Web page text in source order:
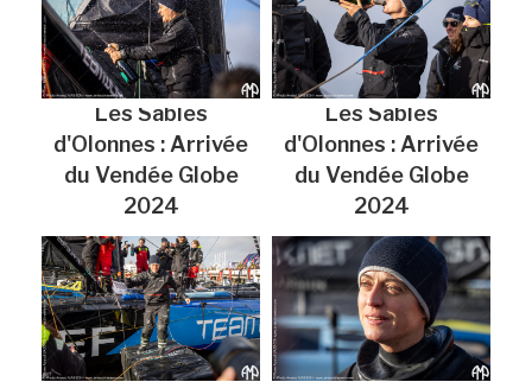
Les Sables
d'Olonnes : Arrivée
du Vendée Globe
2024
Les Sables
d'Olonnes : Arrivée
du Vendée Globe
2024